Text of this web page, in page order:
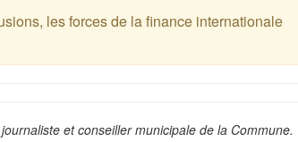
les forces de la finance internationale
et conseiller municipale de la Commune.